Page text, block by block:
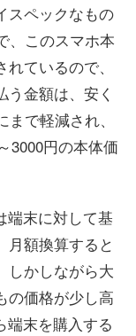
スペックなもの
、このスマホ本
ているので、
金額は、安く
で軽減され、
3000円の本体価
端末に対して基
月額換算すると
しかしながら大
の価格が少し高
端末を購入する